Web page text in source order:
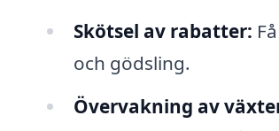
Skötsel av rabatter:
och gödsling.
Övervakning av